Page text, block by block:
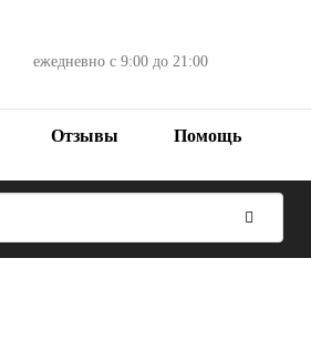
ежедневнос 9:00 до 21:00
Отзывы Помощь